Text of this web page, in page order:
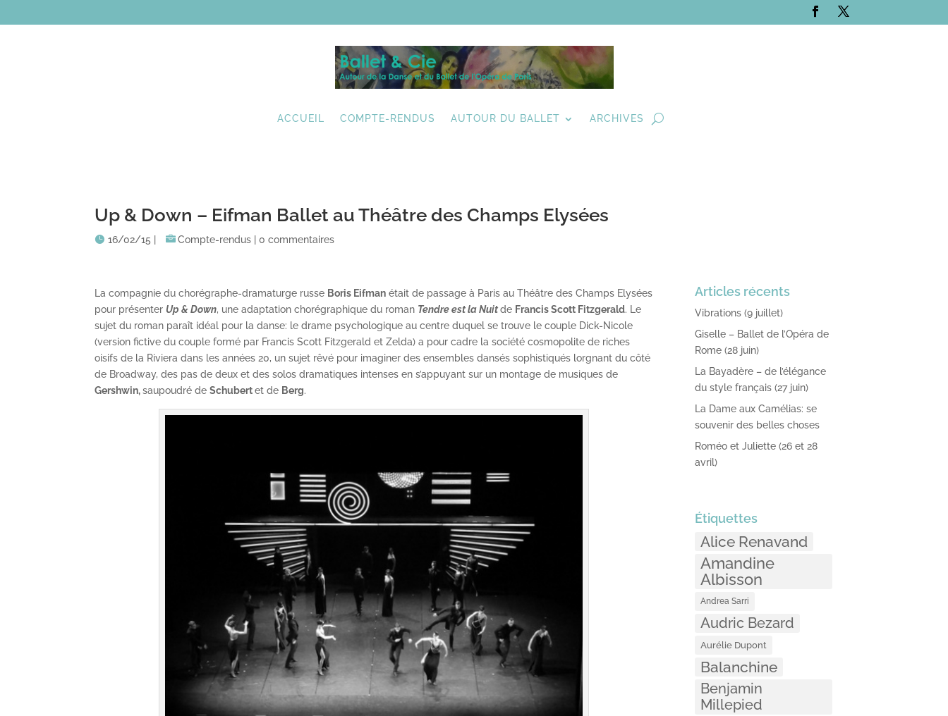
ACCUEIL COMPTE-RENDUS AUTOUR DU BALLET ARCHIVES
Up & Down – Eifman Ballet au Théâtre des Champs Elysées
16/02/15 Compte-rendus |0 commentaires
La compagnie du chorégraphe-dramaturge russe Boris Eifman était de passage à Paris au Théâtre des Champs Elysées
pour présenter Up & Down, une adaptation chorégraphique du roman Tendre est la Nuitde Francis Scott Fitzgerald. Le
sujet du roman paraît idéal pour la danse: le drame psychologique au centre duquel se trouve le couple Dick-Nicole
(version fictive du couple formé par Francis Scott Fitzgerald et Zelda) a pour cadre la société cosmopolite de riches
oisifs de la Riviera dans les années 20, un sujet rêvé pour imaginer des ensembles dansés sophistiqués lorgnant du côté
de Broadway, des pas de deux et des solos dramatiques intenses en s’appuyant sur un montage de musiques de
Gershwin,saupoudré deSchubertet de Berg.
Articles récents
Vibrations (9 juillet)
Giselle – Ballet de l’Opéra de
Rome (28 juin)
La Bayadère – de l’élégance
du style français (27 juin)
La Dame aux Camélias: se
souvenir des belles choses
Roméo et Juliette (26 et 28
avril)
Étiquettes
Alice Renavand
Amandine
Albisson
Andrea Sarri
Audric Bezard
Aurélie Dupont
Balanchine
Benjamin
Millepied